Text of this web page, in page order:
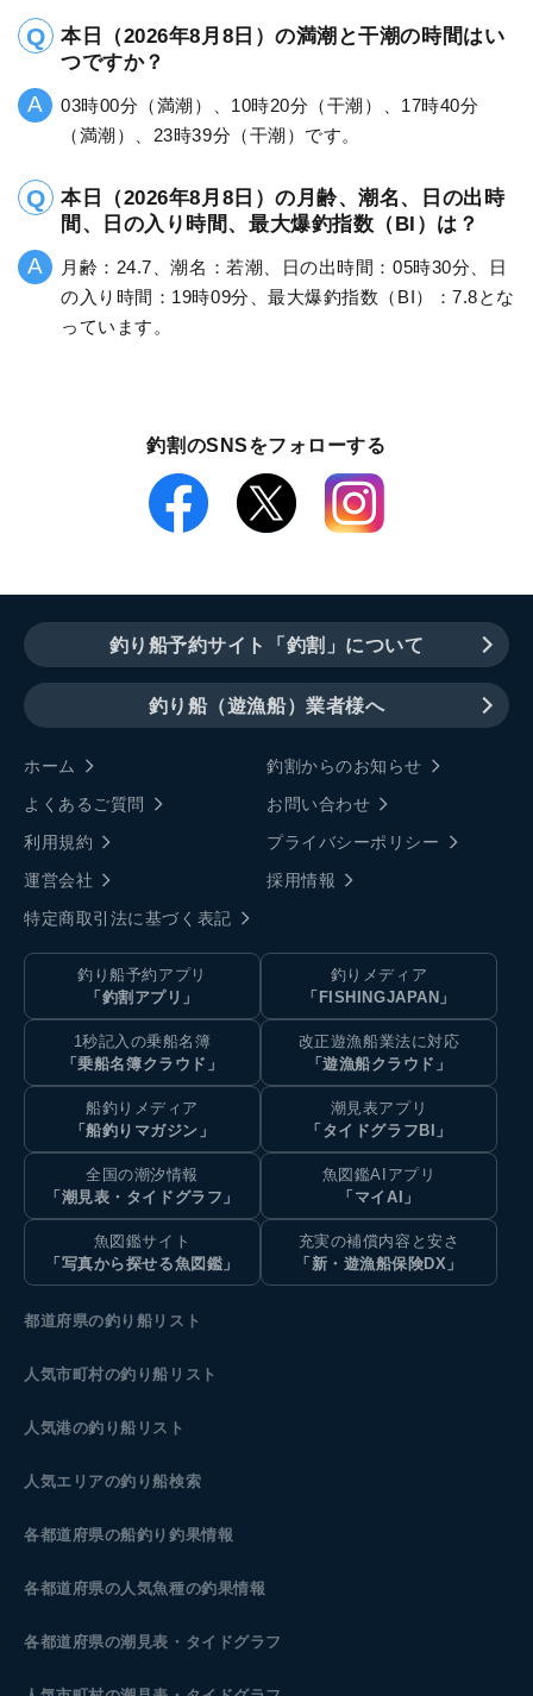
本日（2026年8月8日）の満潮と干潮の時間はい
つですか？
03時00分（満潮）、10時20分（干潮）、17時40分
（満潮）、23時39分（干潮）です。
本日（2026年8月8日）の月齢、潮名、日の出時
間、日の入り時間、最大爆釣指数（BI）は？
月齢：24.7、潮名：若潮、日の出時間：05時30分、日
の入り時間：19時09分、最大爆釣指数（BI）：7.8とな
っています。
釣割のSNSをフォローする
釣り船予約サイト「釣割」について
釣り船（遊漁船）業者様へ
ホーム
釣割からのお知らせ
よくあるご質問
お問い合わせ
利用規約
プライバシーポリシー
運営会社
採用情報
特定商取引法に基づく表記
釣り船予約アプリ
「釣割アプリ」
釣りメディア
「FISHINGJAPAN」
1秒記入の乗船名簿
「乗船名簿クラウド」
改正遊漁船業法に対応
「遊漁船クラウド」
船釣りメディア
「船釣りマガジン」
潮見表アプリ
「タイドグラフBI」
全国の潮汐情報
「潮見表・タイドグラフ」
魚図鑑AIアプリ
「マイAI」
魚図鑑サイト
「写真から探せる魚図鑑」
充実の補償内容と安さ
「新・遊漁船保険DX」
都道府県の釣り船リスト
人気市町村の釣り船リスト
人気港の釣り船リスト
人気エリアの釣り船検索
各都道府県の船釣り釣果情報
各都道府県の人気魚種の釣果情報
各都道府県の潮見表 ・タイドグラフ